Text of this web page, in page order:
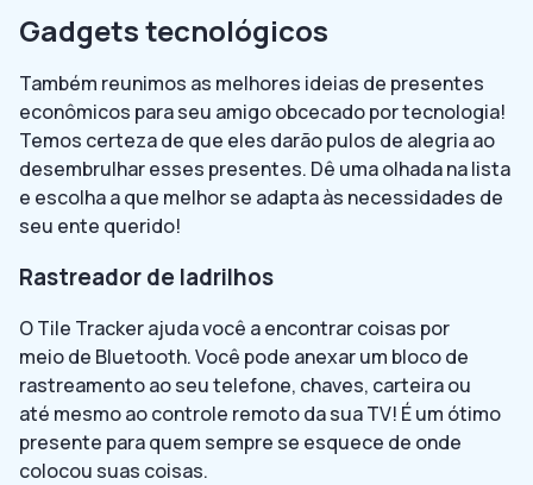
Gadgets tecnológicos
Também reunimos as melhores ideias de presentes
econômicos para seu amigo obcecado por tecnologia!
Temos certeza de que eles darão pulos de alegria ao
desembrulhar esses presentes. Dê uma olhada na lista
e escolha a que melhor se adapta às necessidades de
seu ente querido!
Rastreador de ladrilhos
O Tile Tracker ajuda você a encontrar coisas por
meio de Bluetooth. Você pode anexar um bloco de
rastreamento ao seu telefone, chaves, carteira ou
até mesmo ao controle remoto da sua TV! É um ótimo
presente para quem sempre se esquece de onde
colocou suas coisas.